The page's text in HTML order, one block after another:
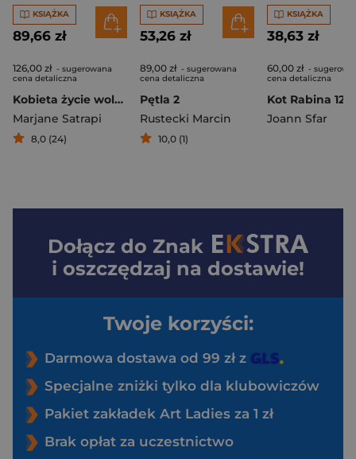
KSIĄŻKA
89,66 zł
126,00 zł - sugerowana
cena detaliczna
Kobieta życie wolność
Marjane Satrapi
8,0 (24)
KSIĄŻKA
53,26 zł
89,00 zł - sugerowana
cena detaliczna
Pętla 2
Rustecki Marcin
10,0 (1)
KSIĄŻKA
38,63 zł
60,00 zł -
cena detaliczna
Joann Sfar
Dołącz do Znak
i oszczędzaj na dostawie!
Twoje korzyści:
Darmowa dostawa od 99 zł z
Specjalne zniżki tylko dla klubowiczów
Pakiet zakładek Art Ladies za 1 zł
Brak opłat za uczestnictwo